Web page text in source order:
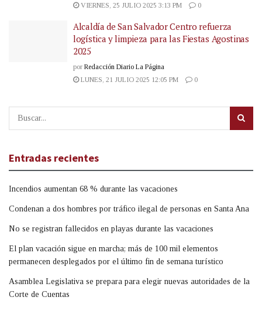
VIERNES, 25 JULIO 2025 3:13 PM
0
Alcaldía de San Salvador Centro refuerza
logística y limpieza para las Fiestas Agostinas
2025
por Redacción Diario La Página
LUNES, 21 JULIO 2025 12:05 PM
0
Entradas recientes
Incendios aumentan 68 % durante las vacaciones
Condenan a dos hombres por tráfico ilegal de personas en Santa Ana
No se registran fallecidos en playas durante las vacaciones
El plan vacación sigue en marcha; más de 100 mil elementos
permanecen desplegados por el último fin de semana turístico
Asamblea Legislativa se prepara para elegir nuevas autoridades de la
Corte de Cuentas